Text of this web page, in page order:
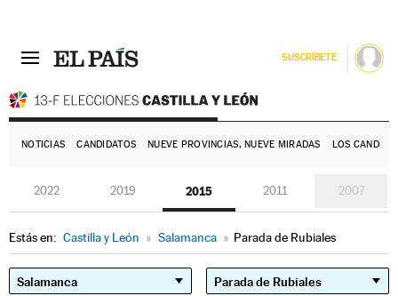
SUSCRÍBETE
NOTICIAS CANDIDATOS NUEVE PROVINCIAS, NUEVE MIRADAS LOS
2022 2019 2015 2011 2007
Estás en: Castilla y León » Salamanca » Parada de Rubiales